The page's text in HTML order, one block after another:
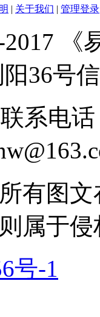
| 关于我们 | 管理登录
《
36号
系电
有图
属于
号-1